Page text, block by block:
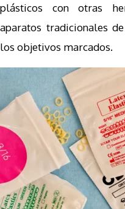
plásticos con otras
aparatos tradicionales
los objetivos marcados.